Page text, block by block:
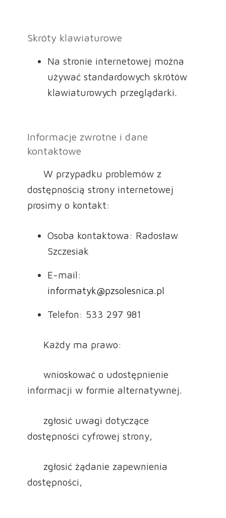
Skróty klawiaturowe
Na stronie internetowej można
używać standardowych skrótów
klawiaturowych przeglądarki.
Informacje zwrotne i dane
kontaktowe
W przypadku problemów z
dostępnością strony internetowej
prosimy o kontakt:
Osoba kontaktowa: Radosław
Szczesiak
E-mail:
informatyk@pzsolesnica.pl
Telefon: 533 297 981
Każdy ma prawo:
wnioskować o udostępnienie
informacji w formie alternatywnej.
zgłosić uwagi dotyczące
dostępności cyfrowej strony,
zgłosić żądanie zapewnienia
dostępności,